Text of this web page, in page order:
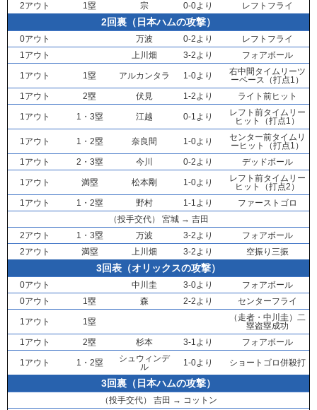
2アウト
1塁 宗 0-0より レフトフライ
2回裏（日本ハムの攻撃）
0アウト 万波 0-2より
レフトフライ
1アウト
上川畑 3-2より フォアボール
1アウト 1塁 アルカンタラ 1-0より
右中間タイムリーツ
ーベース（打点1）
1アウト
2塁 伏見 1-2より ライト前ヒット
1アウト 1・3塁 江越 0-1より
レフト前タイムリー
ヒット（打点1）
1アウト 1・2塁 奈良間 1-0より
センター前タイムリ
ーヒット（打点1）
1アウト
2・3塁 今川 0-2より デッドボール
1アウト 満塁 松本剛 1-0より
レフト前タイムリー
ヒット（打点2）
1アウト
1・2塁 野村 1-1より
ファーストゴロ
（投手交代） 宮城→ 吉田
2アウト
1・3塁 万波 3-2より
フォアボール
2アウト
満塁 上川畑 3-2より 空振り三振
3回表（オリックスの攻撃）
0アウト 中川圭 3-0より
フォアボール
0アウト
1塁 森 2-2より センターフライ
1アウト 1塁 （走者・ 中川圭）二
塁盗塁成功
1アウト
2塁 杉本 3-1より フォアボール
1アウト 1・2塁
シュウィンデ
ル
1-0より ショートゴロ併殺打
3回裏（日本ハムの攻撃）
（投手交代） 吉田 → コットン